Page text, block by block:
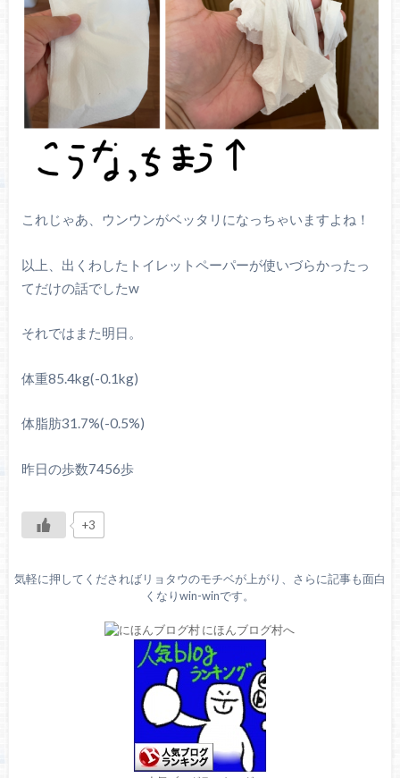
これじゃあ、ウンウンがベッタリになっちゃいますよね！
以上、出くわしたトイレットペーパーが使いづらかったっ
てだけの話でしたw
それではまた明日。
体重85.4kg(-0.1kg)
体脂肪31.7%(-0.5%)
昨日の歩数7456歩
+3
気軽に押してくださればリョタウのモチベが上がり、さらに記事も面白
くなりwin-winです。